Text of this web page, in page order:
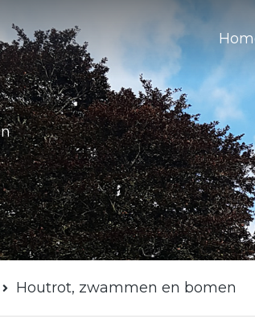
Houtrot, zwammen en bomen